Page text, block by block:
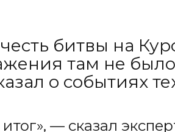
битвы на
там не
о событиях
— сказал